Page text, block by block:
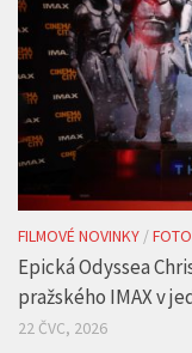
FILMOVÉ NOVINKY /
Epická Odyssea
pražského IMAX v
22 ČVC, 2026